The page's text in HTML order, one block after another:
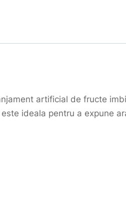
artificial de fructe
ideala pentru a expune